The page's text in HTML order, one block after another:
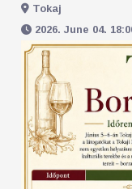
Tokaj
2026. June 04.